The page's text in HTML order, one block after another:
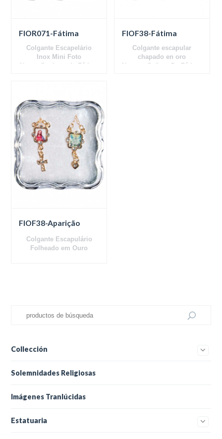
FIOR071-Fátima
Colgante Escapelário
Inox Mini Foto
Nossa Senhora de Fátima
FIOF38-Fátima
Colgante escapular
chapado en oro
Nuestra Señora De Fátima
FIOF38-Aparição
Colgante Escapulário
Folheado em Ouro
Collección
Solemnidades Religiosas
Imágenes Tranlúcidas
Estatuaria